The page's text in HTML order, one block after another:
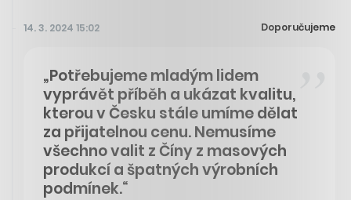
14. 3. 2024 15:02 Doporučujeme
„Potřebujeme mladým lidem
vyprávět příběh a ukázat kvalitu,
kterou v Česku stále umíme dělat
za přijatelnou cenu. Nemusíme
všechno valit z Číny z masových
produkcí a špatných výrobních
podmínek.“